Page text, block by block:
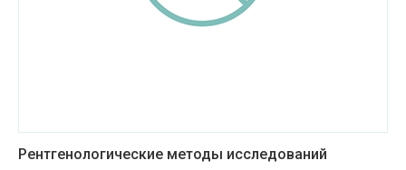
Сельское хозяйство
Транспортное машиностроение
Рентгенологические методы исследований